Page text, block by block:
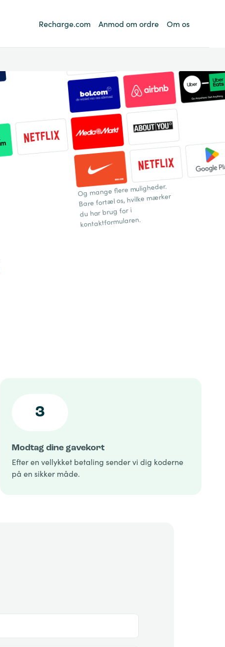
Recharge.com Anmod om ordre Om os
Og mange flere muligheder.
Bare fortæl os, hvilke mærker
du har brug for i
kontaktformularen.
3
Modtag dine gavekort
Efter en vellykket betaling sender vi dig koderne
på en sikker måde.